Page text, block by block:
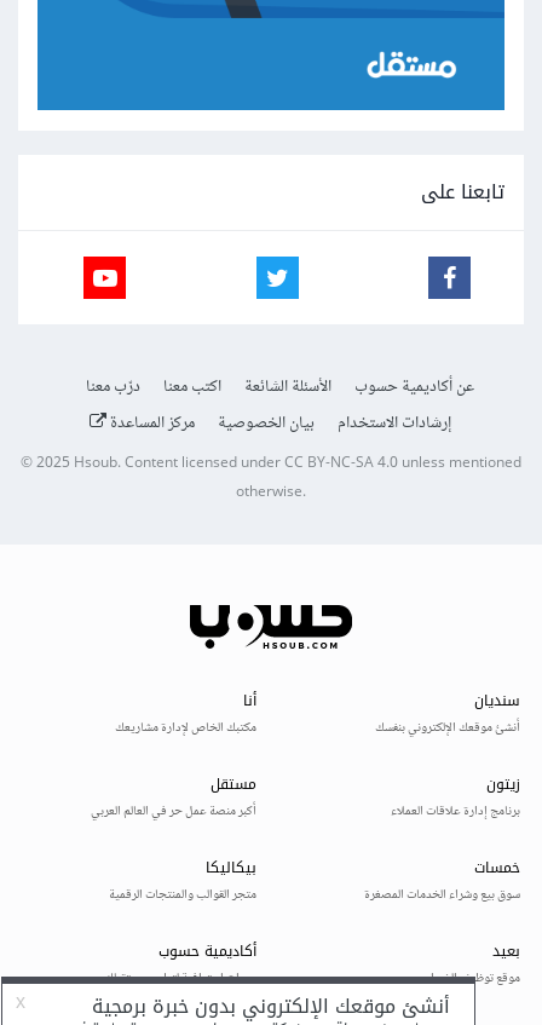
تابعنا على
عن أكاديمية حسوب الأسئلة الشائعة اكتب معنا
درّب معنا
إرشادات الاستخدام
بيان الخصوصية مركز المساعدة
© 2025Hsoub.Content licensed underCC BY-NC-SA 4.0unless mentioned
otherwise.